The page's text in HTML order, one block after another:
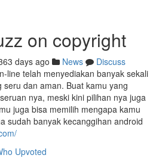
on copyright
days ago News
Discuss
line telah menyediakan banyak sekali
dan aman. Buat kamu yang
nya, meski kini pilihan nya juga
juga bisa memilih mengapa kamu
sudah banyak kecanggihan android
Upvoted